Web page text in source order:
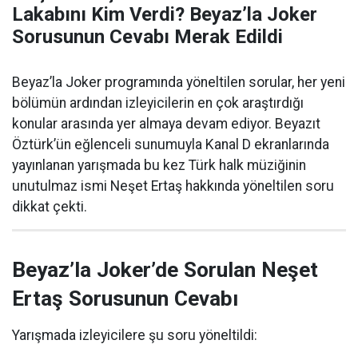
Lakabını Kim Verdi? Beyaz’la Joker
Sorusunun Cevabı Merak Edildi
Beyaz’la Joker programında yöneltilen sorular, her yeni
bölümün ardından izleyicilerin en çok araştırdığı
konular arasında yer almaya devam ediyor. Beyazıt
Öztürk’ün eğlenceli sunumuyla Kanal D ekranlarında
yayınlanan yarışmada bu kez Türk halk müziğinin
unutulmaz ismi Neşet Ertaş hakkında yöneltilen soru
dikkat çekti.
Beyaz’la Joker’de Sorulan Neşet
Ertaş Sorusunun Cevabı
Yarışmada izleyicilere şu soru yöneltildi: